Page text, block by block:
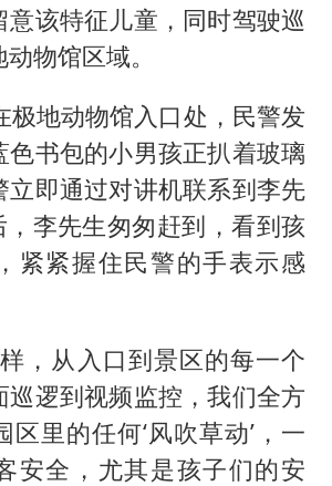
意该特征儿童，同时驾驶巡
物馆区域。
极地动物馆入口处，民警发
色书包的小男孩正扒着玻璃
立即通过对讲机联系到李先
李先生匆匆赶到，看到孩
紧紧握住民警的手表示感
，从入口到景区的每一个
巡逻到视频监控，我们全方
区里的任何‘风吹草动’，一
安全，尤其是孩子们的安